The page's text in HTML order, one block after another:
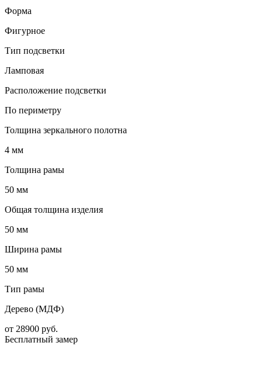
Форма
Фигурное
Тип подсветки
Ламповая
Расположение подсветки
По периметру
Толщина зеркального полотна
4 мм
Толщина рамы
50 мм
Общая толщина изделия
50 мм
Ширина рамы
50 мм
Тип рамы
Дерево (МДФ)
от 28900 руб.
Бесплатный замер